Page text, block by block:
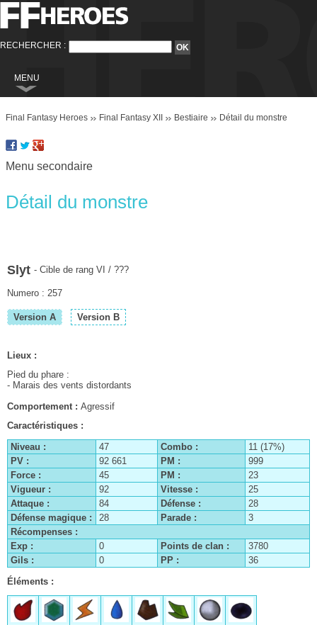
RECHERCHER :
MENU
Final Fantasy VIII
Final Fantasy X
Final Fantasy XIII
Final Fantasy XIII-2
Final Fantasy XIV
Final Fantasy Heroes Final Fantasy XII Bestiaire Détail du monstre
Menu secondaire
Détail du monstre
Slyt - Cible de rang VI / ???
Numero : 257
Version A Version B
Lieux :
Pied du phare :
- Marais des vents distordants
Comportement : Agressif
Caractéristiques :
Niveau :
47 Combo :
11 (17%)
PV :
92 661 PM :
999
Force :
45 PM :
23
Vigueur :
92 Vitesse :
25
Attaque :
84 Défense :
28
Défense magique :
28 Parade :
3
Récompenses :
Exp :
0 Points de clan :
3780
Gils :
0 PP :
36
Éléments :